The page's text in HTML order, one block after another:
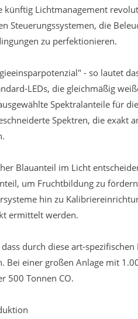
künftig Lichtmanagement
Steuerungssystemen, die
zu perfektionieren.
- so lautet
LEDs, die gleichmäßig
Spektralanteile für die
Spektren, die exakt
Blauanteil im Licht
um Fruchtbildung zu
hin zu
ermittelt werden.
durch diese art-spezifischen
Bei einer großen Anlage mit
500 Tonnen CO.